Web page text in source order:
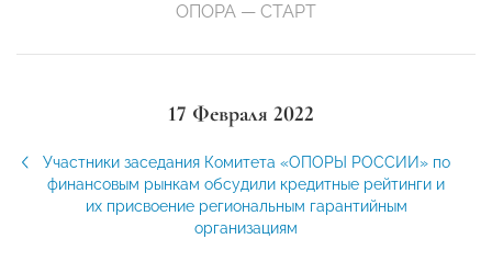
ОПОРА — СТАРТ
17 Февраля 2022
Участники заседания Комитета «ОПОРЫ РОССИИ» по
финансовым рынкам обсудили кредитные рейтинги и
их присвоение региональным гарантийным
организациям